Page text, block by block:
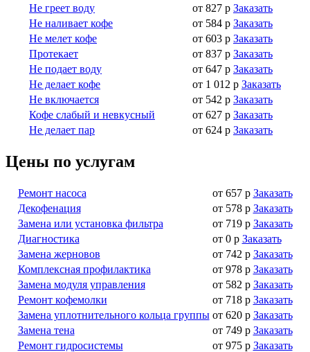
Не греет воду
от 827 р Заказать
Не наливает кофе
от 584 р Заказать
Не мелет кофе
от 603 р Заказать
Протекает
от 837 р Заказать
Не подает воду
от 647 р Заказать
Не делает кофе
от 1 012 р Заказать
Не включается
от 542 р Заказать
Кофе слабый и невкусный
от 627 р Заказать
Не делает пар
от 624 р Заказать
Цены по услугам
Ремонт насоса от 657 р Заказать
Декофенация
от 578 р Заказать
Замена или установка фильтра
от 719 р Заказать
Диагностика
от 0 р Заказать
Замена жерновов
от 742 р Заказать
Комплексная профилактика
от 978 р Заказать
Замена модуля управления
от 582 р Заказать
Ремонт кофемолки
от 718 р Заказать
Замена уплотнительного кольца группы от 620 р Заказать
Замена тена
от 749 р Заказать
Ремонт гидросистемы
от 975 р Заказать